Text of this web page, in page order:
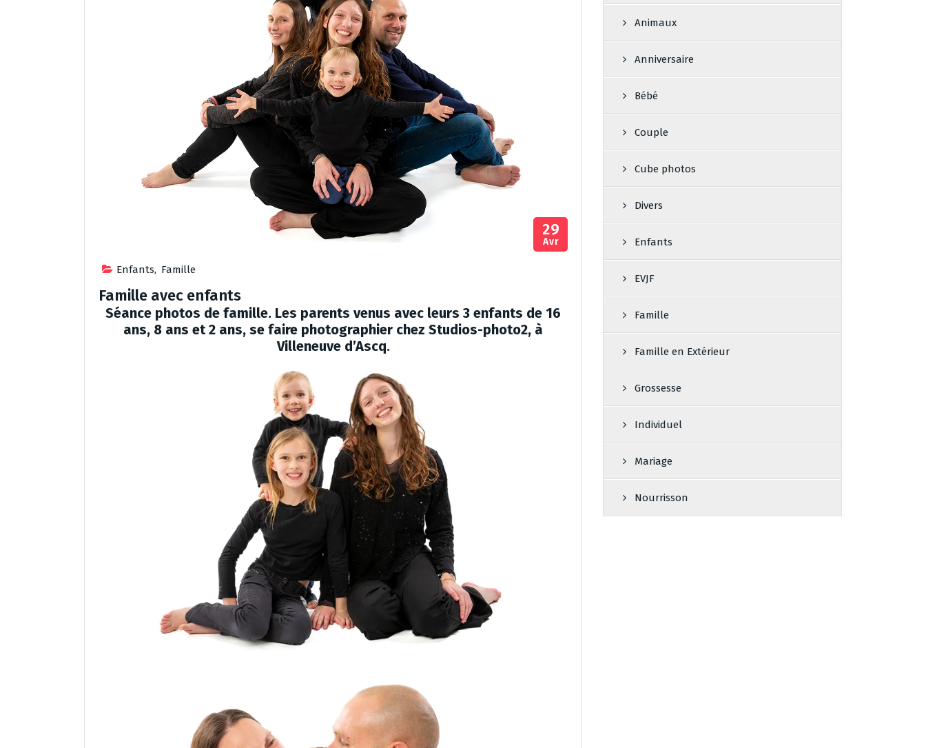
Enfants, Famille
29
Avr
Famille avec enfants
Séance photos de famille. Les parents venus avec leurs 3 enfants de 16
ans, 8 ans et 2 ans, se faire photographier chez Studios-photo2, à
Villeneuve d’Ascq.
Animaux
Anniversaire
Bébé
Couple
Cube photos
Divers
Enfants
EVJF
Famille
Famille en Extérieur
Grossesse
Individuel
Mariage
Nourrisson